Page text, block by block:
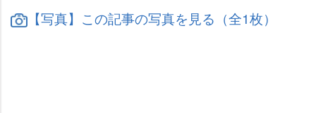
【写真】この記事の写真を見る（全1枚）